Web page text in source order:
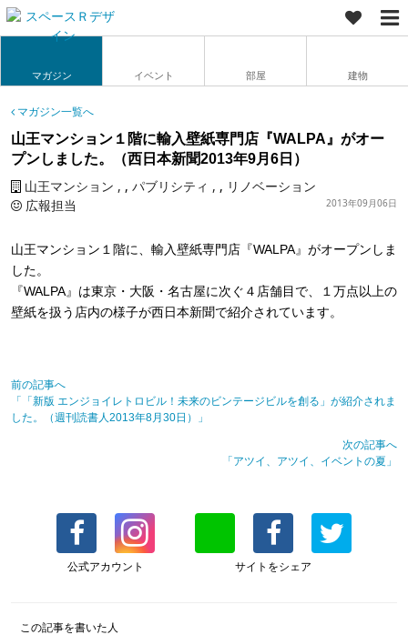
マガジン イベント 部屋 建物
マガジン一覧へ
山王マンション１階に輸入壁紙専門店『WALPA』がオー
プンしました。（西日本新聞2013年9月6日）
山王マンション , パブリシティ , リノベーション
広報担当
2013年09月06日
山王マンション１階に、輸入壁紙専門店『WALPA』がオープンしま
した。
『WALPA』は東京・大阪・名古屋に次ぐ４店舗目で、１万点以上の
壁紙を扱う店内の様子が西日本新聞で紹介されています。
前の記事へ
「「新版 エンジョイレトロビル！未来のビンテージビルを創る」が紹介されま
した。（週刊読書人2013年8月30日）」
次の記事へ
「アツイ、アツイ、イベントの夏」
公式アカウント サイトをシェア
この記事を書いた人